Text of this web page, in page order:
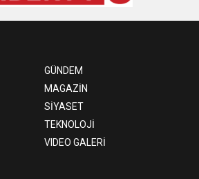
GÜNDEM
MAGAZİN
SİYASET
TEKNOLOJİ
VIDEO GALERİ